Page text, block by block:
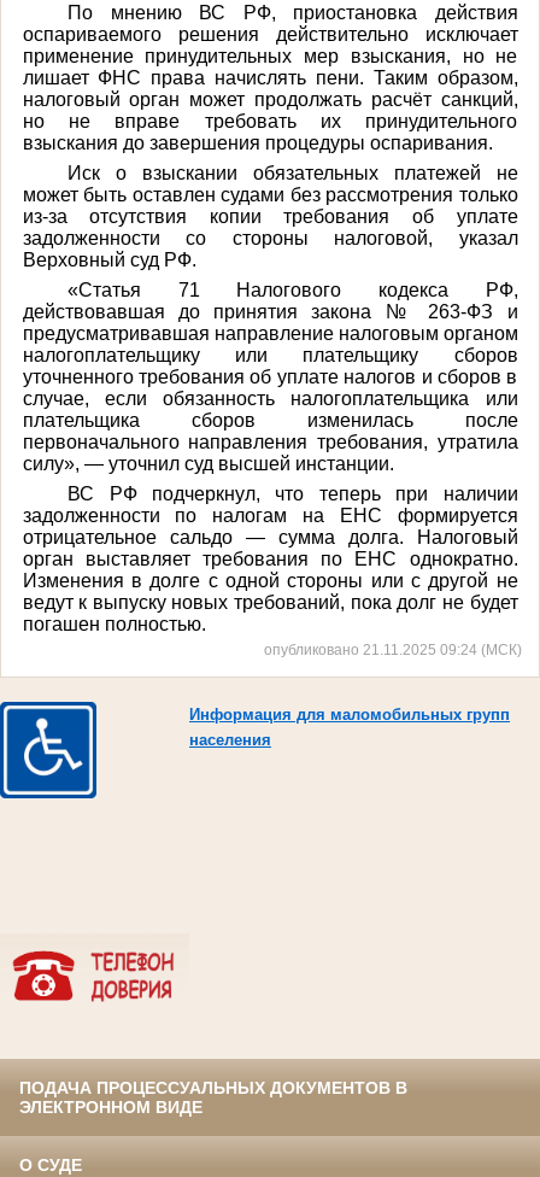
По мнению ВС РФ, приостановка действия
оспариваемого решения действительно исключает
применение принудительных мер взыскания, но не
лишает ФНС права начислять пени. Таким образом,
налоговый орган может продолжать расчёт санкций,
но не вправе требовать их принудительного
взыскания до завершения процедуры оспаривания.
Иск о взыскании обязательных платежей не
может быть оставлен судами без рассмотрения только
из-за отсутствия копии требования об уплате
задолженности со стороны налоговой, указал
Верховный суд РФ.
«Статья 71 Налогового кодекса РФ,
действовавшая до принятия закона № 263-ФЗ и
предусматривавшая направление налоговым органом
налогоплательщику или плательщику сборов
уточненного требования об уплате налогов и сборов в
случае, если обязанность налогоплательщика или
плательщика сборов изменилась после
первоначального направления требования, утратила
силу», — уточнил суд высшей инстанции.
ВС РФ подчеркнул, что теперь при наличии
задолженности по налогам на ЕНС формируется
отрицательное сальдо — сумма долга. Налоговый
орган выставляет требования по ЕНС однократно.
Изменения в долге с одной стороны или с другой не
ведут к выпуску новых требований, пока долг не будет
погашен полностью.
опубликовано 21.11.2025 09:24 (МСК)
Информация для маломобильных групп
населения
ПОДАЧА ПРОЦЕССУАЛЬНЫХ ДОКУМЕНТОВ В
ЭЛЕКТРОННОМ ВИДЕ
О СУДЕ